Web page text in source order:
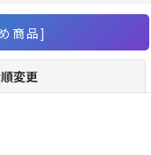
商品]
変更